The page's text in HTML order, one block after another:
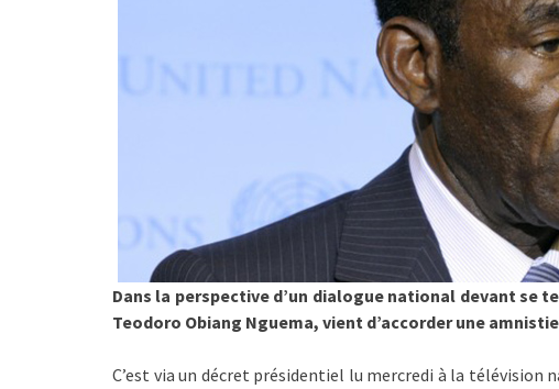
Dans la perspective d’un dialogue national devant se
Teodoro Obiang Nguema, vient d’accorder une
C’est via un décret présidentiel lu mercredi à la télévision